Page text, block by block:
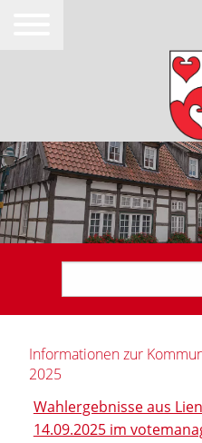
Informationen zur
2025
Wahlergebnisse aus
14.09.2025 im